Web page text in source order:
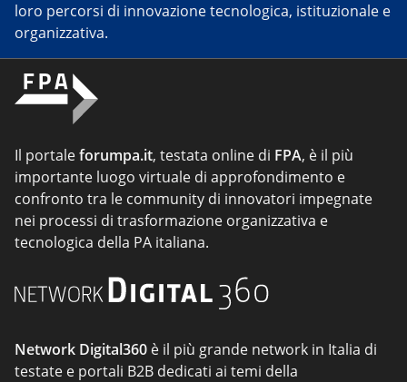
loro percorsi di innovazione tecnologica, istituzionale e
organizzativa.
Il portaleforumpa.it, testata online di FPA, è il più
importante luogo virtuale di approfondimento e
confronto tra le community di innovatori impegnate
nei processi di trasformazione organizzativa e
tecnologica della PA italiana.
Network Digital360 è il più grande network in Italia di
testate e portali B2B dedicati ai temi della